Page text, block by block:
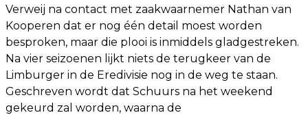
Verweij na contact met zaakwaarnemer Nathan van
Kooperen dat er nog één detail moest worden
besproken, maar die plooi is inmiddels gladgestreken.
Na vier seizoenen lijkt niets de terugkeer van de
Limburger in de Eredivisie nog in de weg te staan.
Geschreven wordt dat Schuurs na het weekend
gekeurd zal worden, waarna de